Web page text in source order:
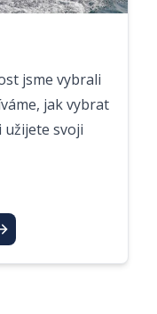
jsme vybrali
jak vybrat
užijete svoji